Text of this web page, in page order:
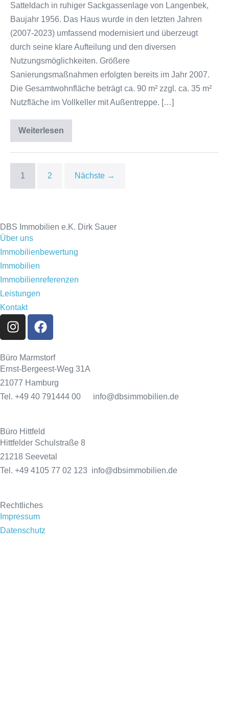
Satteldach in ruhiger Sackgassenlage von Langenbek,
Baujahr 1956. Das Haus wurde in den letzten Jahren
(2007-2023) umfassend modernisiert und überzeugt
durch seine klare Aufteilung und den diversen
Nutzungsmöglichkeiten. Größere
Sanierungsmaßnahmen erfolgten bereits im Jahr 2007.
Die Gesamtwohnfläche beträgt ca. 90 m² zzgl. ca. 35 m²
Nutzfläche im Vollkeller mit Außentreppe. […]
Weiterlesen
1 2 Nächste →
DBS Immobilien e.K. Dirk Sauer
Über uns
Immobilienbewertung
Immobilien
Immobilienreferenzen
Leistungen
Kontakt
Büro Marmstorf
Ernst-Bergeest-Weg 31A
21077 Hamburg
Tel. +49 40 791444 00 info@dbsimmobilien.de
Büro Hittfeld
Hittfelder Schulstraße 8
21218 Seevetal
Tel. +49 4105 77 02 123 info@dbsimmobilien.de
Rechtliches
Impressum
Datenschutz